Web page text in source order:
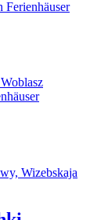
Wizebskaja